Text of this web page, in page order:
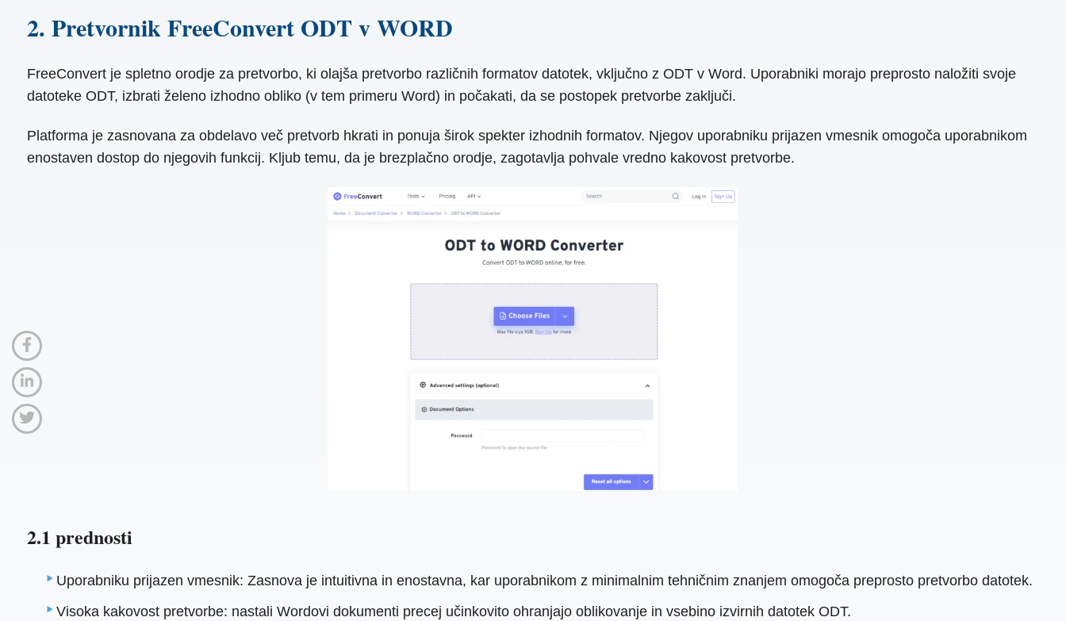
2. Pretvornik FreeConvert ODT v WORD
FreeConvert je spletno orodje za pretvorbo, ki olajša pretvorbo različnih formatov datotek, vključno z ODT v Word. Uporabniki morajo preprosto naložiti svoje
datoteke ODT, izbrati želeno izhodno obliko (v tem primeru Word) in počakati, da se postopek pretvorbe zaključi.
Platforma je zasnovana za obdelavo več pretvorb hkrati in ponuja širok spekter izhodnih formatov. Njegov uporabniku prijazen vmesnik omogoča uporabnikom
enostaven dostop do njegovih funkcij. Kljub temu, da je brezplačno orodje, zagotavlja pohvale vredno kakovost pretvorbe.
2.1 prednosti
Uporabniku prijazen vmesnik: Zasnova je intuitivna in enostavna, kar uporabnikom z minimalnim tehničnim znanjem omogoča preprosto pretvorbo datotek.
Visoka kakovost pretvorbe: nastali Wordovi dokumenti precej učinkovito ohranjajo oblikovanje in vsebino izvirnih datotek ODT.